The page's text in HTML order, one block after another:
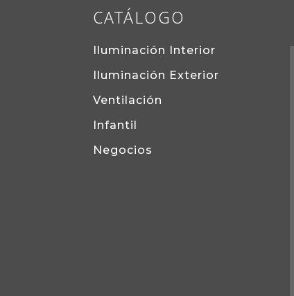
CATÁLOGO
Iluminación Interior
Iluminación Exterior
Ventilación
Infantil
Negocios